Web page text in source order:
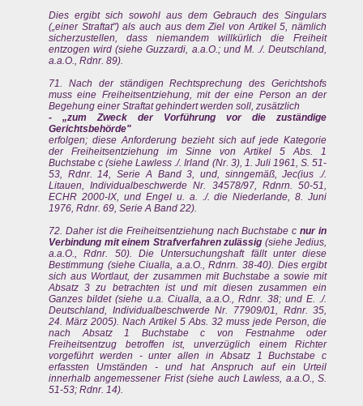
Dies ergibt sich sowohl aus dem Gebrauch des Singulars
(„einer Straftat") als auch aus dem Ziel von Artikel 5, nämlich
sicherzustellen, dass niemandem willkürlich die Freiheit
entzogen wird (siehe Guzzardi, a.a.O.; und M. ./. Deutschland,
a.a.O., Rdnr. 89).
71. Nach der ständigen Rechtsprechung des Gerichtshofs
muss eine Freiheitsentziehung, mit der eine Person an der
Begehung einer Straftat gehindert werden soll, zusätzlich
- „zum Zweck der Vorführung vor die zuständige
Gerichtsbehörde"
erfolgen; diese Anforderung bezieht sich auf jede Kategorie
der Freiheitsentziehung im Sinne von Artikel 5 Abs. 1
Buchstabe c (siehe Lawless ./. Irland (Nr. 3), 1. Juli 1961, S. 51-
53, Rdnr. 14, Serie A Band 3, und, sinngemäß, Jec(ius ./.
Litauen, Individualbeschwerde Nr. 34578/97, Rdnrn. 50-51,
ECHR 2000-IX, und Engel u. a. ./. die Niederlande, 8. Juni
1976, Rdnr. 69, Serie A Band 22).
72. Daher ist die Freiheitsentziehung nach Buchstabe cnur in
Verbindung mit einem Strafverfahren zulässig (siehe Jedius,
a.a.O., Rdnr. 50). Die Untersuchungshaft fällt unter diese
Bestimmung (siehe Ciualla, a.a.O., Rdnrn. 38-40). Dies ergibt
sich aus Wortlaut, der zusammen mit Buchstabe a sowie mit
Absatz 3 zu betrachten ist und mit diesen zusammen ein
Ganzes bildet (siehe u.a. Ciualla, a.a.O., Rdnr. 38; und E. ./.
Deutschland, Individualbeschwerde Nr. 77909/01, Rdnr. 35,
24. März 2005). Nach Artikel 5 Abs. 32 muss jede Person, die
nach Absatz 1 Buchstabe c von Festnahme oder
Freiheitsentzug betroffen ist, unverzüglich einem Richter
vorgeführt werden - unter allen in Absatz 1 Buchstabe c
erfassten Umständen - und hat Anspruch auf ein Urteil
innerhalb angemessener Frist (siehe auch Lawless, a.a.O., S.
51-53; Rdnr. 14).